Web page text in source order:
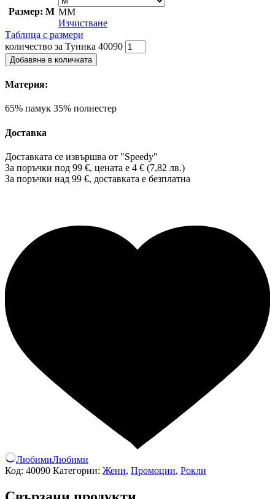
Размер: M MM
Изчистване
Таблица с размери
количество за Туника 40090
Добавяне в количката
Материя:
65% памук 35% полиестер
Доставка
Доставката се извършва от "Speedy"
За поръчки под 99 €, цената е 4 € (7,82 лв.)
За поръчки над 99 €, доставката е безплатна
ЛюбимиЛюбими
Код: 40090 Категории: Жени, Промоции, Рокли